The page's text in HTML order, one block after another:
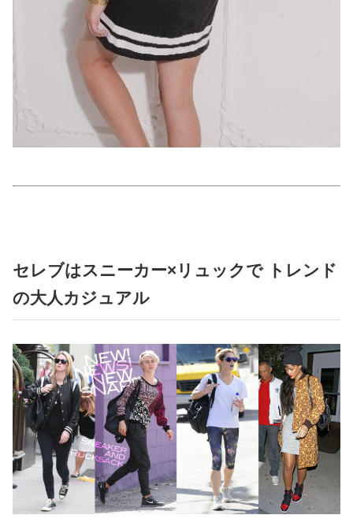
ゲーム
セレブはスニーカー×リュックで トレンド
の大人カジュアル